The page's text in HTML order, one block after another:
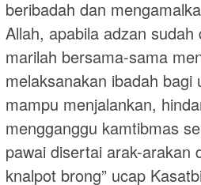
beribadah dan
Allah, apabila adzan sudah
marilah bersama-sama
melaksanakan ibadah bagi
mampu menjalankan,
mengganggu kamtibmas
pawai disertai arak-arakan
knalpot brong” ucap